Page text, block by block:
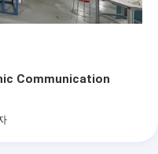
Communication